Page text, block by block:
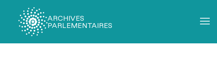
ARCHIVES
PARLEMENTAIRES